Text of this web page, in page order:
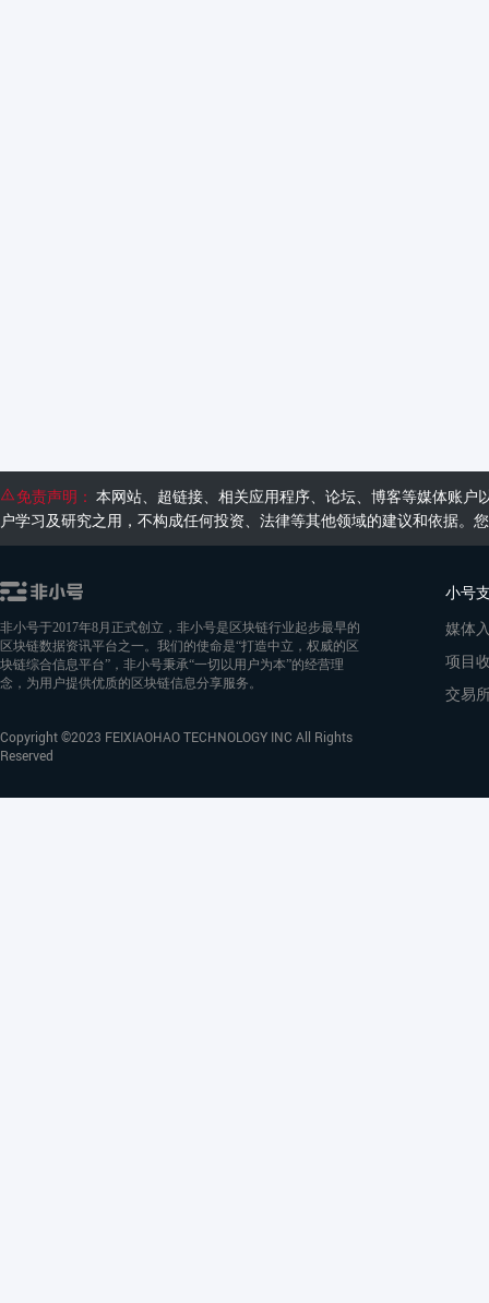
免责声明： 本网站、超链接、相关应用程序、论坛、博客等媒体账
户学习及研究之用，不构成任何投资、法律等其他领域的建议和依据
非小号于2017年8月正式创立，非小号是区块链行业起步最早的
区块链数据资讯平台之一。我们的使命是“打造中立，权威的区
块链综合信息平台”，非小号秉承“一切以用户为本”的经营理
念，为用户提供优质的区块链信息分享服务。
Copyright ©2023 FEIXIAOHAO TECHNOLOGY INC All Rights
Reserved
小号
媒体
项目
交易